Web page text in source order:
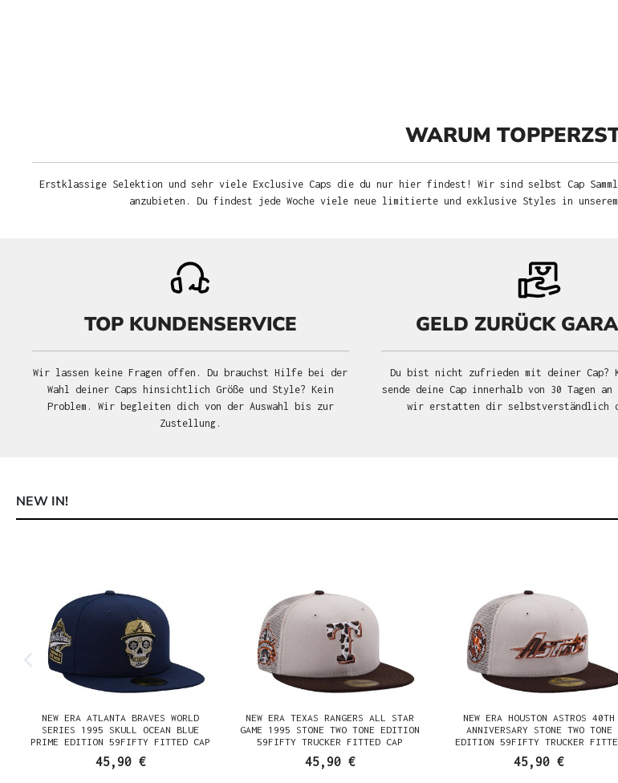
WARUM
Erstklassige Selektion und sehr viele Exclusive Caps die du nur hier findest! Wir sind selbst Cap
anzubieten. Du findest jede Woche viele neue limitierte und exklusive Styles in
TOP KUNDENSERVICE
Wir lassen keine Fragen offen. Du brauchst Hilfe bei der
Wahl deiner Caps hinsichtlich Größe und Style? Kein
Problem. Wir begleiten dich von der Auswahl bis zur
Zustellung.
GELD ZURÜCK
Du bist nicht zufrieden mit deiner Cap?
sende deine Cap innerhalb von 30 Tagen an
wir erstatten dir selbstverständlich
NEW IN!
NEW ERA ATLANTA BRAVES WORLD
SERIES 1995 SKULL OCEAN BLUE
PRIME EDITION 59FIFTY FITTED CAP
45,90 €
NEW ERA TEXAS RANGERS ALL STAR
GAME 1995 STONE TWO TONE EDITION
59FIFTY TRUCKER FITTED CAP
45,90 €
NEW ERA HOUSTON ASTROS 40TH
ANNIVERSARY STONE TWO TONE
EDITION 59FIFTY TRUCKER
CAP
45,90 €